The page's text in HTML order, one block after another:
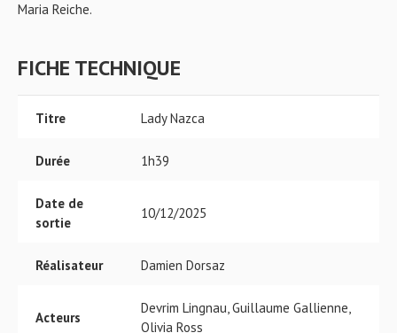
Maria Reiche.
FICHE TECHNIQUE
Titre Lady Nazca
Durée 1h39
Date de
sortie
10/12/2025
Réalisateur Damien Dorsaz
Acteurs
Devrim Lingnau, Guillaume Gallienne,
Olivia Ross